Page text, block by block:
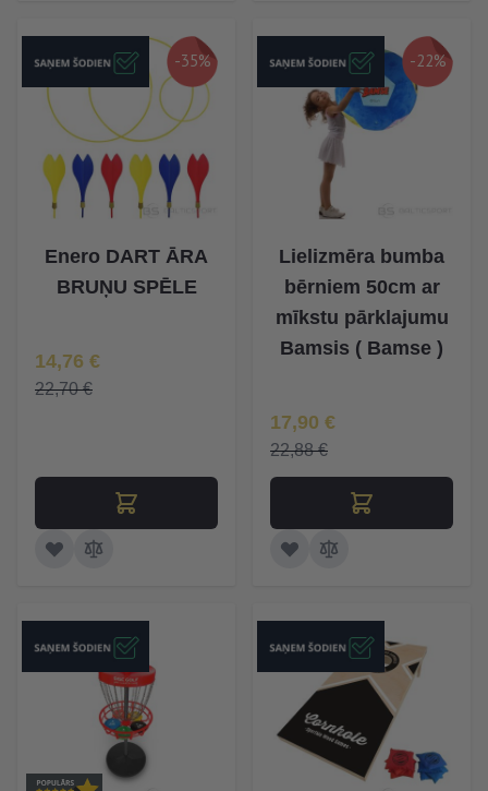
-35%
Enero DART ĀRA
BRUŅU SPĒLE
Īpaša Cena
14,76 €
22,70 €
-22%
Lielizmēra bumba
bērniem 50cm ar
mīkstu pārklajumu
Bamsis ( Bamse )
Īpaša Cena
17,90 €
22,88 €